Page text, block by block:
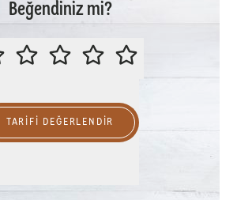
Beğendiniz mi?
LÜTFEN BU TARİFİ
TARIFI DEĞERLENDİR